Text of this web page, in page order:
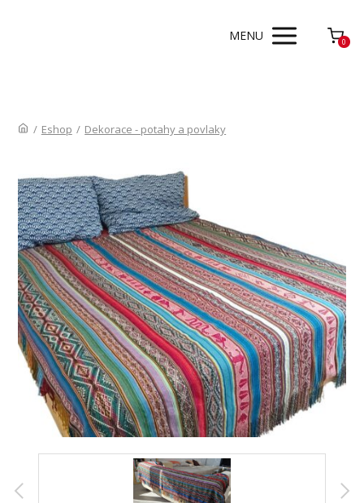
MENU 0
/ Eshop / Dekorace - potahy a povlaky